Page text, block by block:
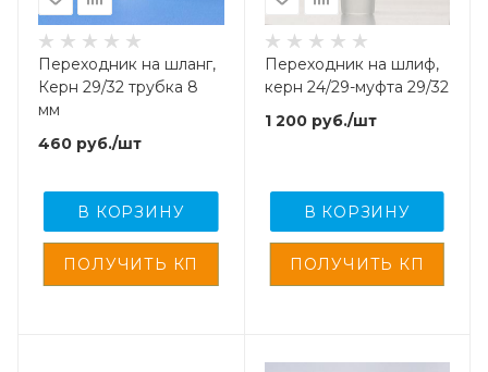
Переходник на шланг,
Керн 29/32 трубка 8
мм
460 руб./шт
В КОРЗИНУ
Переходник на шлиф,
керн 24/29-муфта 29/32
1 200руб./шт
В КОРЗИНУ